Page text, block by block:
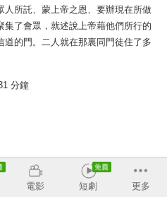
所託、蒙上帝之恩、要辦現在所做
了會眾，就述說上帝藉他們所行的
的門。二人就在那裏同門徒住了多
分鐘
電影 短劇 更多